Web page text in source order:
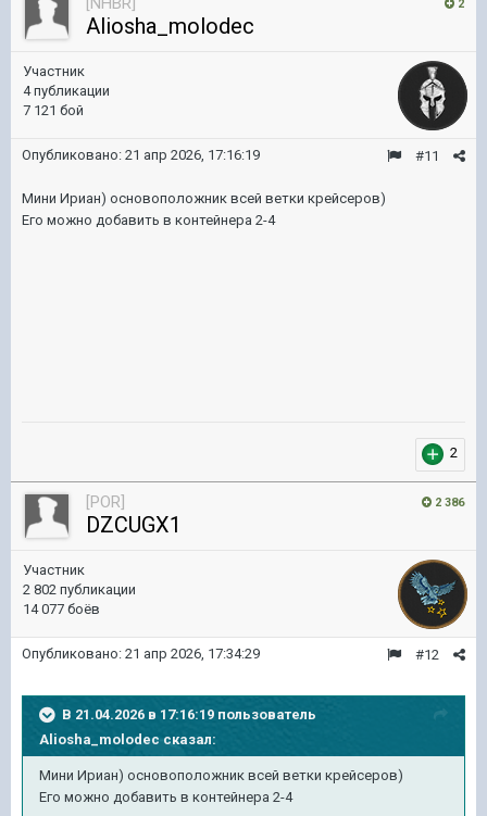
2
Aliosha_molodec
Участник
4 публикации
7 121 бой
#11
Опубликовано: 21 апр 2026, 17:16:19
Мини Ириан) основоположник всей ветки крейсеров)
Его можно добавить в контейнера 2-4
2
2 386
[POR]
DZCUGX1
Участник
2 802 публикации
14 077 боёв
#12
Опубликовано: 21 апр 2026, 17:34:29
В 21.04.2026 в 17:16:19 пользователь
Aliosha_molodecсказал:
Мини Ириан) основоположник всей ветки крейсеров)
Его можно добавить в контейнера 2-4